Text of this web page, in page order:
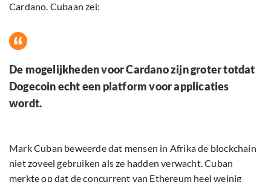
Cardano. Cubaan zei:
De mogelijkheden voor Cardano zijn groter totdat
Dogecoin echt een platform voor applicaties
wordt.
Mark Cuban beweerde dat mensen in Afrika de blockchain
niet zoveel gebruiken als ze hadden verwacht. Cuban
merkte op dat de concurrent van Ethereum heel weinig